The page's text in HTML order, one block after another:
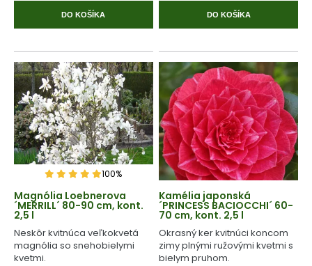
DO KOŠÍKA DO KOŠÍKA
100%
Magnólia Loebnerova
´MERRILL´ 80-90 cm, kont.
2,5 l
Neskôr kvitnúca veľkokvetá
magnólia so snehobielymi
kvetmi.
Kamélia japonská
´PRINCESS BACIOCCHI´ 60-
70 cm, kont. 2,5 l
Okrasný ker kvitnúci koncom
zimy plnými ružovými kvetmi s
bielym pruhom.